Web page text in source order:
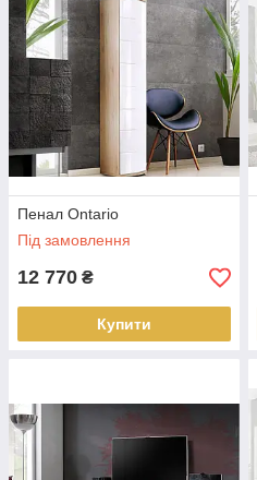
Пенал Ontario
Під замовлення
12 770 ₴
Купити